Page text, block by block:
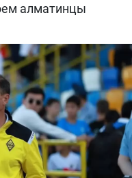
алматинцы